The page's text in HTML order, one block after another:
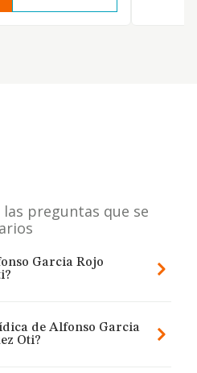
preguntas que se
Garcia Rojo
de Alfonso Garcia
Oti?